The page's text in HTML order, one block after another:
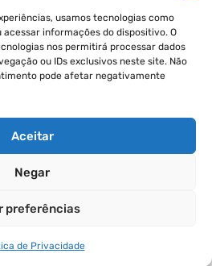
usamos tecnologias como
informações do dispositivo. O
nos permitirá processar dados
ou IDs exclusivos neste site. Não
pode afetar negativamente
Aceitar
Negar
preferências
de Privacidade
De
Entre O
E O
S26 Ultra
DIGITAL
Carrossel No
DE PRIVACIDADE